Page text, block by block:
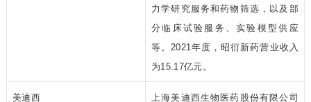
力学研究服务和药物筛选，以及部
分临床试验服务、实验模型供应
等。2021年度，昭衍新药营业收入
为15.17亿元。
美迪西
上海美迪西生物医药股份有限公司